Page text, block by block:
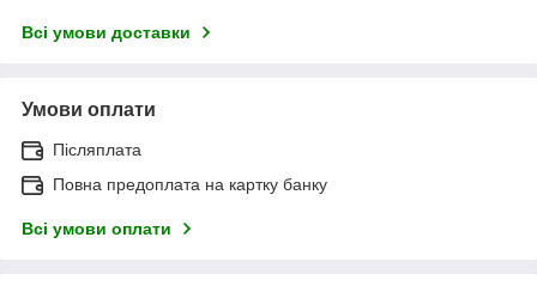
Всі умови доставки
Умови оплати
Післяплата
Повна предоплата на картку банку
Всі умови оплати